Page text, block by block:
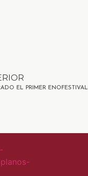
EL PRIMER ENOFESTIVAL